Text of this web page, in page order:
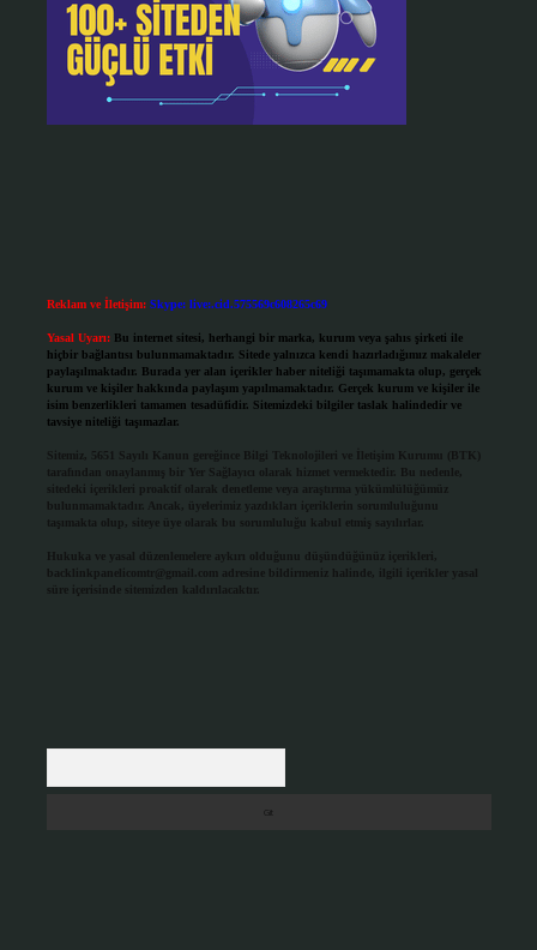
Reklam ve İletişim: Skype: live:.cid.575569c608265c69
Yasal Uyarı: Bu internet sitesi, herhangi bir marka, kurum veya şahıs şirketi ile
hiçbir bağlantısı bulunmamaktadır. Sitede yalnızca kendi hazırladığımız makaleler
paylaşılmaktadır. Burada yer alan içerikler haber niteliği taşımamakta olup, gerçek
kurum ve kişiler hakkında paylaşım yapılmamaktadır. Gerçek kurum ve kişiler ile
isim benzerlikleri tamamen tesadüfidir. Sitemizdeki bilgiler taslak halindedir ve
tavsiye niteliği taşımazlar.
Sitemiz, 5651 Sayılı Kanun gereğince Bilgi Teknolojileri ve İletişim Kurumu (BTK)
tarafından onaylanmış bir Yer Sağlayıcı olarak hizmet vermektedir. Bu nedenle,
sitedeki içerikleri proaktif olarak denetleme veya araştırma yükümlülüğümüz
bulunmamaktadır. Ancak, üyelerimiz yazdıkları içeriklerin sorumluluğunu
taşımakta olup, siteye üye olarak bu sorumluluğu kabul etmiş sayılırlar.
Hukuka ve yasal düzenlemelere aykırı olduğunu düşündüğünüz içerikleri,
backlinkpanelicomtr@gmail.com adresine bildirmeniz halinde, ilgili içerikler yasal
süre içerisinde sitemizden kaldırılacaktır.